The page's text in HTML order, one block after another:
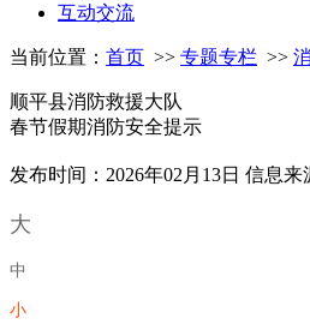
互动交流
当前位置： 首页 >> 专题专栏 >>
顺平县消防救援大队
春节假期消防安全提示
发布时间：2026年02月13日 信息来
大
中
小